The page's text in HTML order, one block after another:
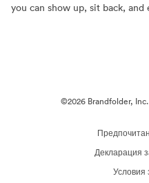
you can show up, sit back,
©2026 Brandfolder,
Декларация
Условия